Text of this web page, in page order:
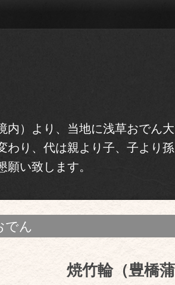
）より、当地に浅草おでん
り、代は親より子、子より
い致します。
でん
焼竹輪（豊橋